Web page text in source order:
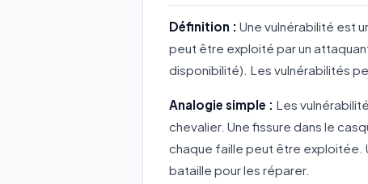
Définition : Une vulnérabilité est
peut être exploité par un
disponibilité). Les vulnérabilités
Analogie simple : Les
chevalier. Une fissure dans le
chaque faille peut être exploitée.
bataille pour les réparer.